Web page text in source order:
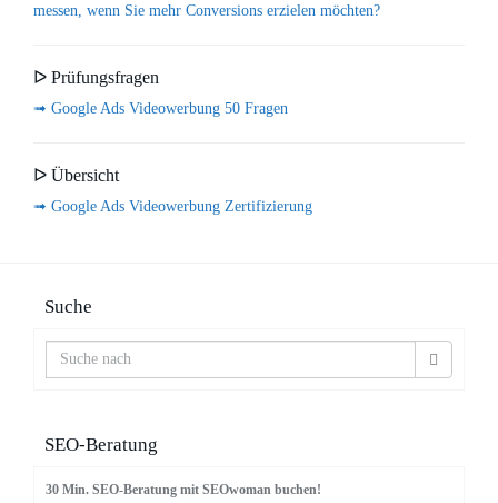
messen, wenn Sie mehr Conversions erzielen möchten?
ᐅ Prüfungsfragen
➟ Google Ads Videowerbung 50 Fragen
ᐅ Übersicht
➟ Google Ads Videowerbung Zertifizierung
Suche
SEO-Beratung
30 Min. SEO-Beratung mit SEOwoman buchen!